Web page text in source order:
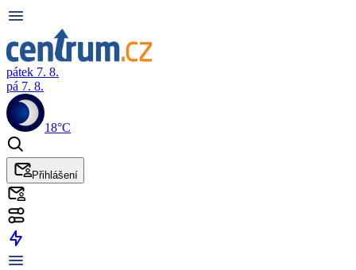
pátek 7. 8.
pá 7. 8.
18°C
Přihlášení